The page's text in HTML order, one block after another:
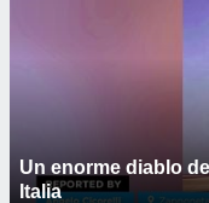
Un enorme diablo
Italia